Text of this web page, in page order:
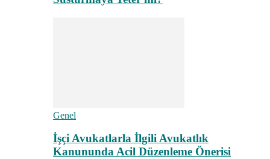
Genel
İşçi Avukatlarla İlgili Avukatlık
Kanununda Acil Düzenleme Önerisi